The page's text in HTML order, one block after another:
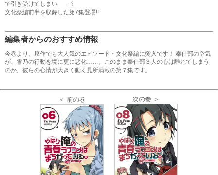
で引き受けてしまい――？
文化祭編前半を収録した第7集登場!!
編集者からのおすすめ情報
今巻より、原作でも大人気のエピソード・文化祭編に突入です！ 奉仕部の空気
が、雪乃の行動を境に更に悪化……。このまま奉仕部３人の心は離れてしまう
のか。彼らの心情が大きく動く見所満載の第７集です。
＜ 前の巻 次の巻 ＞